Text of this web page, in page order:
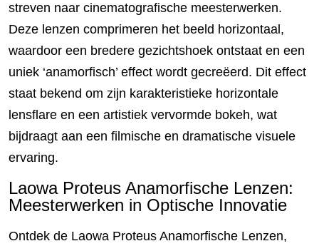
streven naar cinematografische meesterwerken.
Deze lenzen comprimeren het beeld horizontaal,
waardoor een bredere gezichtshoek ontstaat en een
uniek ‘anamorfisch’ effect wordt gecreëerd. Dit effect
staat bekend om zijn karakteristieke horizontale
lensflare en een artistiek vervormde bokeh, wat
bijdraagt aan een filmische en dramatische visuele
ervaring.
Laowa Proteus Anamorfische Lenzen:
Meesterwerken in Optische Innovatie
Ontdek de Laowa Proteus Anamorfische Lenzen,